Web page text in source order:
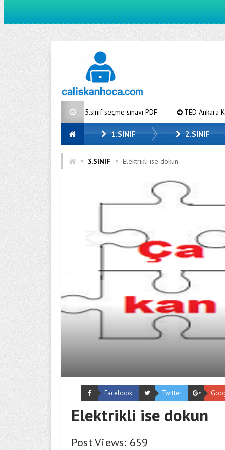
TED Ankara koleji 5.sınıf seçme sınavı PDF TED Ankara Koleji
1.SINIF 2.SINIF
» 3.SINIF » Elektrikli ise dokun
Facebook Twitter
Elektrikli ise dokun
Post Views: 659